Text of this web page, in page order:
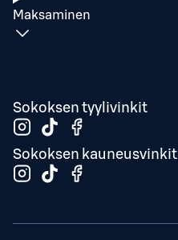
Maksaminen
Sokoksen tyylivinkit
Sokoksen kauneusvinkit